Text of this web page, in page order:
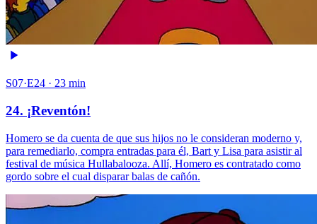
S07·E24 · 23 min
24. ¡Reventón!
Homero se da cuenta de que sus hijos no le consideran moderno y,
para remediarlo, compra entradas para él, Bart y Lisa para asistir al
festival de música Hullabalooza. Allí, Homero es contratado como
gordo sobre el cual disparar balas de cañón.